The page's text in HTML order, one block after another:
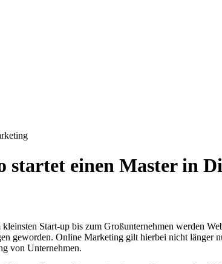
startet einen Master in
Start-up bis zum Großunternehmen werden
geworden. Online Marketing gilt hierbei nicht länger
von Unternehmen.